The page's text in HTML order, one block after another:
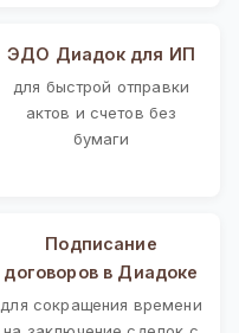
ЭДО Диадок для ИП
для быстрой отправки
актов и счетов без
бумаги
Подписание
договоров в Диадоке
для сокращения времени